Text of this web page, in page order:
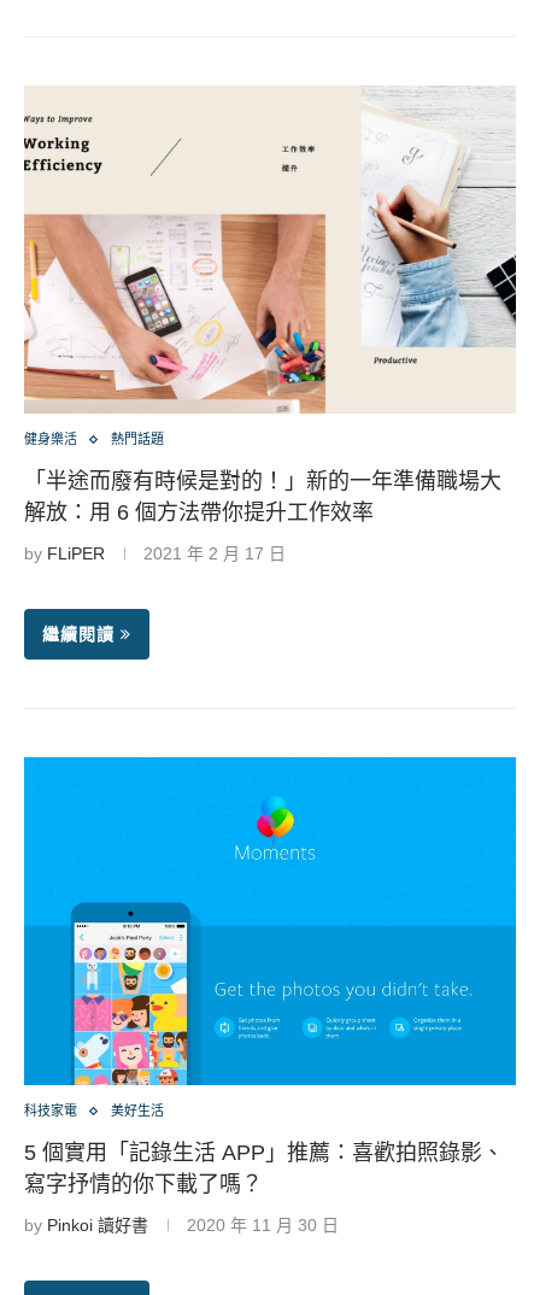
健身樂活 熱門話題
「半途而廢有時候是對的！」新的一年準備職場大
解放：用 6 個方法帶你提升工作效率
by FLiPER 2021 年 2 月 17 日
繼續閱讀
科技家電 美好生活
5 個實用「記錄生活 APP」推薦：喜歡拍照錄影、
寫字抒情的你下載了嗎？
by Pinkoi 讀好書 2020 年 11 月 30 日